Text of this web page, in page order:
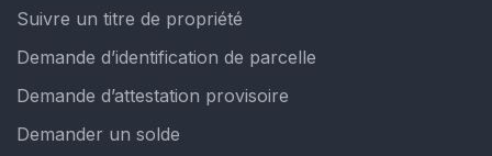
Suivre un titre de propriété
Demande d’identification de parcelle
Demande d’attestation provisoire
Demander un solde